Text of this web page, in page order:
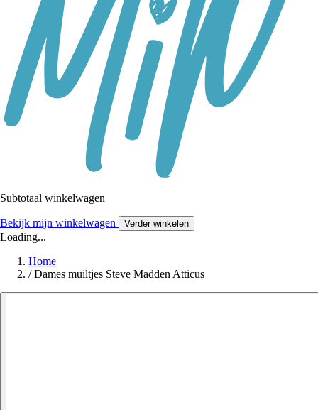
Subtotaal winkelwagen
Bekijk mijn winkelwagen Verder winkelen
Loading...
Home
/ Dames muiltjes Steve Madden Atticus